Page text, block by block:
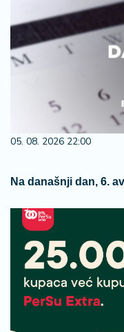
05. 08. 2026 22:00
Na današnji dan, 6.